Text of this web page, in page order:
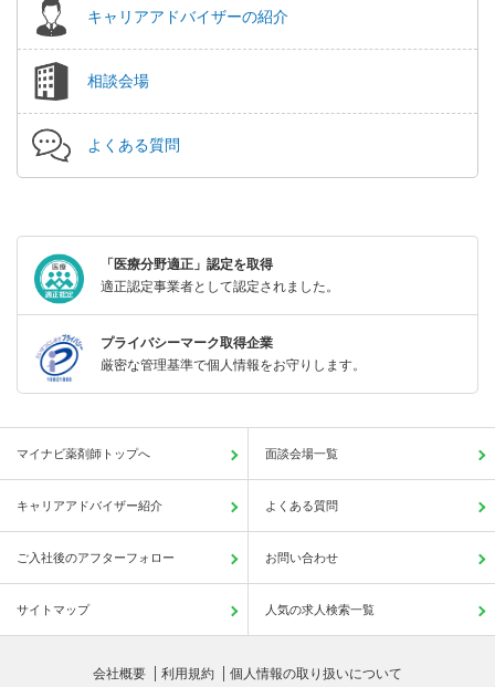
キャリアアドバイザーの紹介
相談会場
よくある質問
「医療分野適正」認定を取得
適正認定事業者として認定されました。
プライバシーマーク取得企業
厳密な管理基準で個人情報をお守りします。
マイナビ薬剤師トップへ 面談会場一覧
キャリアアドバイザー紹介 よくある質問
ご入社後のアフターフォロー お問い合わせ
サイトマップ 人気の求人検索一覧
会社概要 利用規約 個人情報の取り扱いについて